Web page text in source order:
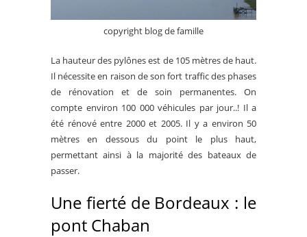
copyright blog de famille
La hauteur des pylônes est de 105 mètres de haut.
Il nécessite en raison de son fort traffic des phases
de rénovation et de soin permanentes. On
compte environ 100 000 véhicules par jour..! Il a
été rénové entre 2000 et 2005. Il y a environ 50
mètres en dessous du point le plus haut,
permettant ainsi à la majorité des bateaux de
passer.
Une fierté de Bordeaux : le
pont Chaban